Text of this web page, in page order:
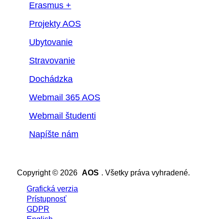
Erasmus +
Projekty AOS
Ubytovanie
Stravovanie
Dochádzka
Webmail 365 AOS
Webmail študenti
Napíšte nám
Copyright © 2026 AOS . Všetky práva vyhradené.
Grafická verzia
Prístupnosť
GDPR